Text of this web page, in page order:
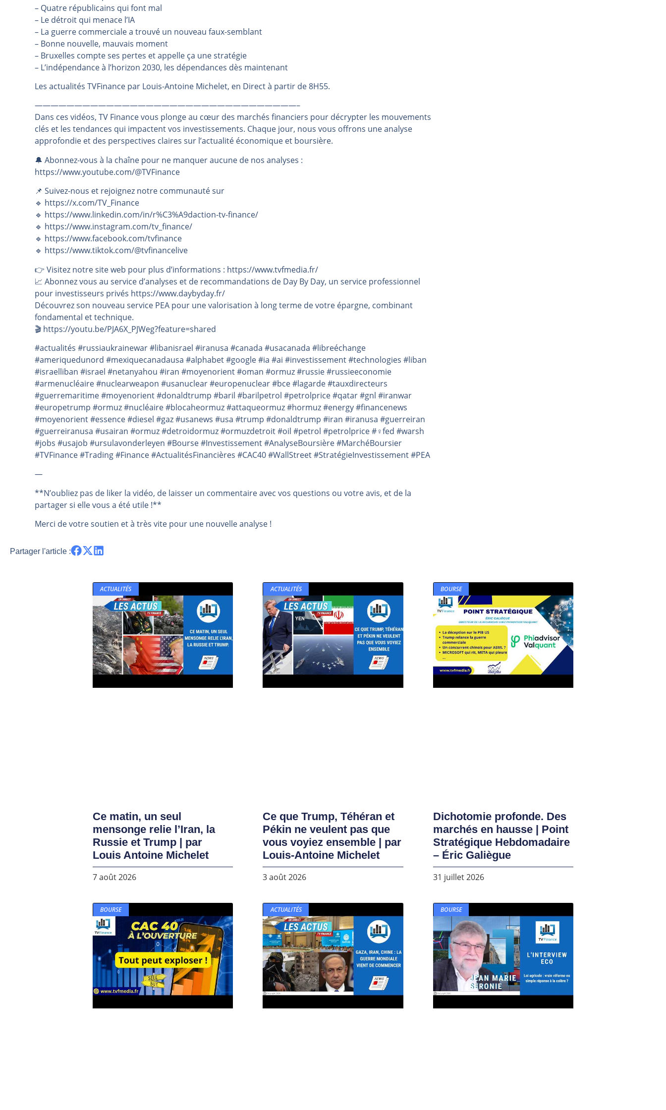
Pourquoi 6 guerres explosent en même temps cette semaine | par Louis-Antoine Michelet
Les investisseurs y croient toujours | Point Stratégique Hebdomadaire – Éric Galiègue
Une inertie haussière qui ralentit | Antoine Quesada – Chrono CAC
Pourquoi le monde entier vacille en même temps cette semaine ? | par Louis-Antoine Michelet
WTI : Explosion mais réserves au plus bas | Denis Desclos – Market Movers
– Quatre républicains qui font mal
– Le détroit qui menace l’IA
– La guerre commerciale a trouvé un nouveau faux-semblant
– Bonne nouvelle, mauvais moment
– Bruxelles compte ses pertes et appelle ça une stratégie
– L’indépendance à l’horizon 2030, les dépendances dès maintenant
Les actualités TVFinance par Louis-Antoine Michelet, en Direct à partir de 8H55.
—————————————————————————————————–
Dans ces vidéos, TV Finance vous plonge au cœur des marchés financiers pour décrypter les mouvements
clés et les tendances qui impactent vos investissements. Chaque jour, nous vous offrons une analyse
approfondie et des perspectives claires sur l’actualité économique et boursière.
🔔 Abonnez-vous à la chaîne pour ne manquer aucune de nos analyses :
https://www.youtube.com/@TVFinance
📌 Suivez-nous et rejoignez notre communauté sur
🔹 https://x.com/TV_Finance
🔹 https://www.linkedin.com/in/r%C3%A9daction-tv-finance/
🔹 https://www.instagram.com/tv_finance/
🔹 https://www.facebook.com/tvfinance
🔹 https://www.tiktok.com/@tvfinancelive
👉️ Visitez notre site web pour plus d’informations : https://www.tvfmedia.fr/
📈 Abonnez vous au service d’analyses et de recommandations de Day By Day, un service professionnel
pour investisseurs privés https://www.daybyday.fr/
Découvrez son nouveau service PEA pour une valorisation à long terme de votre épargne, combinant
fondamental et technique.
🎬️ https://youtu.be/PJA6X_PJWeg?feature=shared
#actualités #russiaukrainewar #libanisrael #iranusa #canada #usacanada #libreéchange
#ameriquedunord #mexiquecanadausa #alphabet #google #ia #ai #investissement #technologies #liban
#israelliban #israel #netanyahou #iran #moyenorient #oman #ormuz #russie #russieeconomie
#armenucléaire #nuclearweapon #usanuclear #europenuclear #bce #lagarde #tauxdirecteurs
#guerremaritime #moyenorient #donaldtrump #baril #barilpetrol #petrolprice #qatar #gnl #iranwar
#europetrump #ormuz #nucléaire #blocaheormuz #attaqueormuz #hormuz #energy #financenews
#moyenorient #essence #diesel #gaz #usanews #usa #trump #donaldtrump #iran #iranusa #guerreiran
#guerreiranusa #usairan #ormuz #detroidormuz #ormuzdetroit #oil #petrol #petrolprice #♀fed #warsh
#jobs #usajob #ursulavonderleyen #Bourse #Investissement #AnalyseBoursière #MarchéBoursier
#TVFinance #Trading #Finance #ActualitésFinancières #CAC40 #WallStreet #StratégieInvestissement #PEA
—
**N’oubliez pas de liker la vidéo, de laisser un commentaire avec vos questions ou votre avis, et de la
partager si elle vous a été utile !**
Merci de votre soutien et à très vite pour une nouvelle analyse !
Partager l'article :
ACTUALITÉS
Ce matin, un seul
mensonge relie l’Iran, la
Russie et Trump | par
Louis Antoine Michelet
7 août 2026
ACTUALITÉS
Ce que Trump, Téhéran et
Pékin ne veulent pas que
vous voyiez ensemble | par
Louis-Antoine Michelet
3 août 2026
BOURSE
Dichotomie profonde. Des
marchés en hausse | Point
Stratégique Hebdomadaire
– Éric Galiègue
31 juillet 2026
BOURSE ACTUALITÉS BOURSE